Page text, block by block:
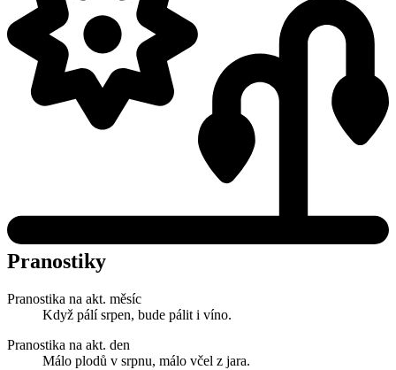
Pranostiky
Pranostika na akt. měsíc
Když pálí srpen, bude pálit i víno.
Pranostika na akt. den
Málo plodů v srpnu, málo včel z jara.